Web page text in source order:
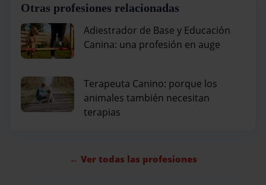
Otras profesiones relacionadas
Adiestrador de Base y Educación
Canina: una profesión en auge
Terapeuta Canino: porque los
animales también necesitan
terapias
← Ver todas las profesiones